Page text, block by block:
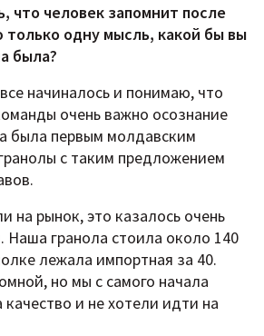
что человек запомнит после
одну мысль, какой бы вы
была?
начиналось и понимаю, что
очень важно осознание
была первым молдавским
с таким предложением
на рынок, это казалось очень
гранола стоила около 140
лежала импортная за 40.
но мы с самого начала
качество и не хотели идти на